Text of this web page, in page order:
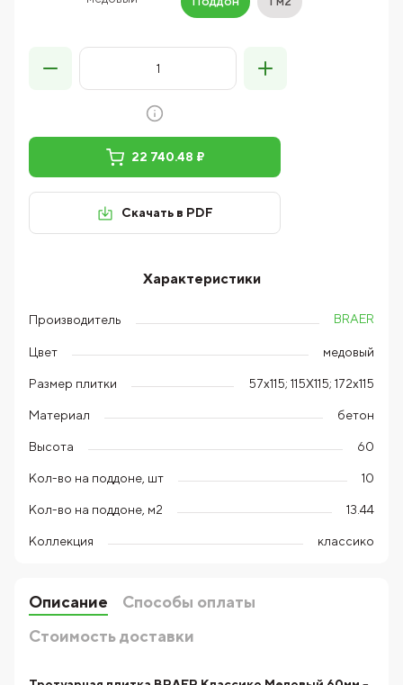
22 740.48 ₽
Скачать в PDF
Характеристики
Производитель BRAER
Цвет медовый
Размер плитки 57х115; 115Х115; 172х115
Материал бетон
Высота 60
Кол-во на поддоне, шт 10
Кол-во на поддоне, м2 13.44
Коллекция классико
Описание
Способы оплаты
Стоимость доставки